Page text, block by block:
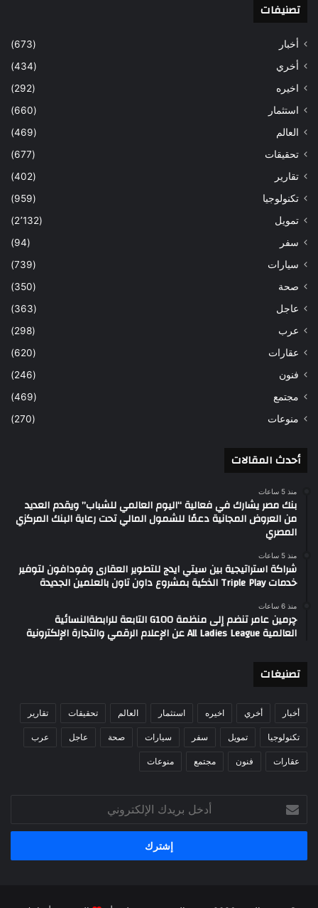
تصنيفات
أخبار
(673)
أخري
(434)
اخيره
(292)
استثمار
(660)
العالم
(469)
تحقيقات
(677)
تقارير
(402)
تكنولوجيا
(959)
تمويل
(2٬132)
سفر
(94)
سيارات
(739)
صحة
(350)
عاجل
(363)
عرب
(298)
عقارات
(620)
فنون
(246)
مجتمع
(469)
منوعات
(270)
أحدث المقالات
منذ 5 ساعات
بنك مصر يشارك في فعالية “اليوم العالمي للشباب” ويقدم العديد
من العروض المجانية دعمًا للشمول المالي تحت رعاية البنك المركزي
المصري
منذ 5 ساعات
شراكة استراتيجية بين سيتي ايدج للتطوير العقارى وفودافون لتوفير
خدمات Triple Play الذكية بمشروع داون تاون بالعلمين الجديدة
منذ 6 ساعات
چرمين عامر تنضم إلى منظمة G100 التابعة للرابطةالنسائية
العالمية All Ladies League عن الإعلام الرقمي والتجارة الإلكترونية
تصنيغات
أخبار أخري اخيره استثمار العالم تحقيقات تقارير
تكنولوجيا تمويل سفر سيارات صحة عاجل عرب
عقارات فنون مجتمع منوعات
بريدك
الإلكتروني